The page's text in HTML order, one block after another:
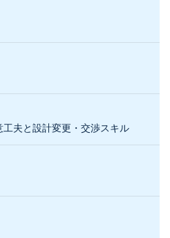
工夫と設計変更・交渉スキル